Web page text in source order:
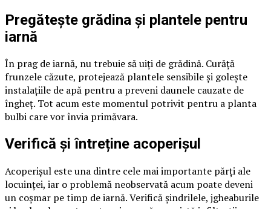
Pregătește grădina și plantele pentru
iarnă
În prag de iarnă, nu trebuie să uiți de grădină. Curăță
frunzele căzute, protejează plantele sensibile și golește
instalațiile de apă pentru a preveni daunele cauzate de
îngheț. Tot acum este momentul potrivit pentru a planta
bulbi care vor învia primăvara.
Verifică și întreține acoperișul
Acoperișul este una dintre cele mai importante părți ale
locuinței, iar o problemă neobservată acum poate deveni
un coșmar pe timp de iarnă. Verifică șindrilele, jgheaburile